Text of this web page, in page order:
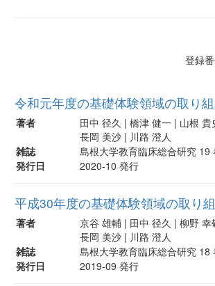
登録
令和元年度の基礎体験領域の取り
著者
田中 径久 | 橋津 健一 | 山根
長岡 美沙 | 川路 澄人
雑誌
島根大学教育臨床総合研究 19
発行日
2020-10 発行
平成30年度の基礎体験領域の取り
著者
京谷 雄輔 | 田中 径久 | 柳野 幸
長岡 美沙 | 川路 澄人
雑誌
島根大学教育臨床総合研究 18
発行日
2019-09 発行